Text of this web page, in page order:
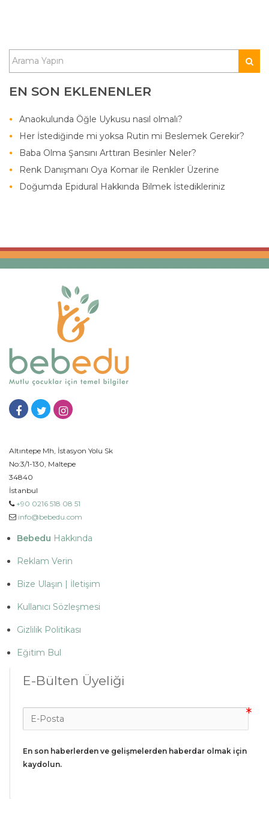
EN SON EKLENENLER
Anaokulunda Öğle Uykusu nasıl olmalı?
Her İstediğinde mi yoksa Rutin mi Beslemek Gerekir?
Baba Olma Şansını Arttıran Besinler Neler?
Renk Danışmanı Oya Komar ile Renkler Üzerine
Doğumda Epidural Hakkında Bilmek İstedikleriniz
Altıntepe Mh, İstasyon Yolu Sk
No:3/1-130, Maltepe
34840
İstanbul
+90 0216 518 08 51
info@bebedu.com
Bebedu Hakkında
Reklam Verin
Bize Ulaşın | İletişim
Kullanıcı Sözleşmesi
Gizlilik Politikası
Eğitim Bul
E-Bülten Üyeliği
En son haberlerden ve gelişmelerden haberdar olmak için
kaydolun.